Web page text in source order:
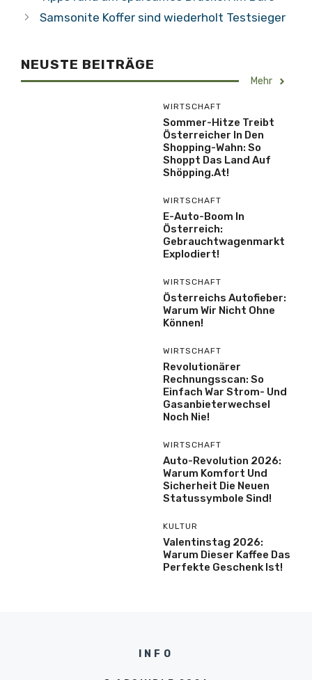
Samsonite Koffer sind wiederholt Testsieger
NEUSTE BEITRÄGE
Mehr
WIRTSCHAFT
Sommer-Hitze Treibt
Österreicher In Den
Shopping-Wahn: So
Shoppt Das Land Auf
Shöpping.at!
WIRTSCHAFT
E-Auto-Boom In
Österreich:
Gebrauchtwagenmarkt
Explodiert!
WIRTSCHAFT
Österreichs Autofieber:
Warum Wir Nicht Ohne
Können!
WIRTSCHAFT
Revolutionärer
Rechnungsscan: So
Einfach War Strom- Und
Gasanbieterwechsel
Noch Nie!
WIRTSCHAFT
Auto-Revolution 2026:
Warum Komfort Und
Sicherheit Die Neuen
Statussymbole Sind!
KULTUR
Valentinstag 2026:
Warum Dieser Kaffee Das
Perfekte Geschenk Ist!
INFO